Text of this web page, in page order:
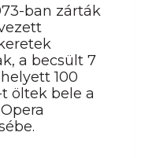
ban zárták
a becsült 7
100
öltek bele a